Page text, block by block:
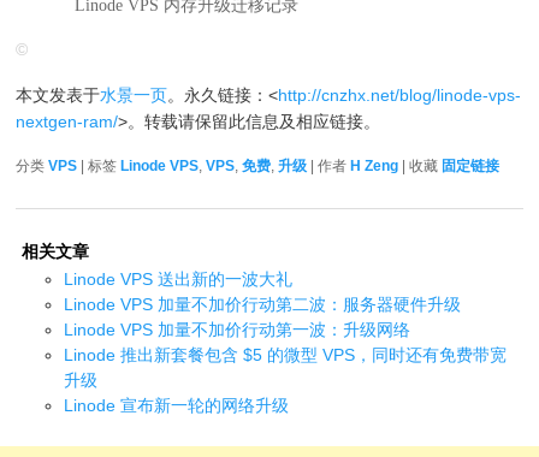
Linode VPS 内存升级迁移记录
©
本文发表于水景一页。永久链接：<http://cnzhx.net/blog/linode-vps-
nextgen-ram/>。转载请保留此信息及相应链接。
分类VPS | 标签 Linode VPS,VPS,免费,升级 | 作者 H Zeng | 收藏 固定链接
相关文章
Linode VPS 送出新的一波大礼
Linode VPS 加量不加价行动第二波：服务器硬件升级
Linode VPS 加量不加价行动第一波：升级网络
Linode 推出新套餐包含 $5 的微型 VPS，同时还有免费带宽
升级
Linode 宣布新一轮的网络升级